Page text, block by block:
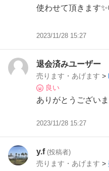
使わせて頂きます
よろしくお願いしま
2023/11/28 15:27
退会済みユーザー
売ります・あげます >
良い
ありがとうござい
2023/11/28 15:27
y.f (投稿者)
売ります・あげます >